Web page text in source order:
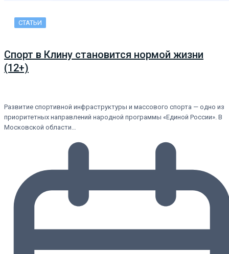
СТАТЬИ
Спорт в Клину становится нормой жизни
(12+)
Развитие спортивной инфраструктуры и массового спорта — одно из
приоритетных направлений народной программы «Единой России». В
Московской области…